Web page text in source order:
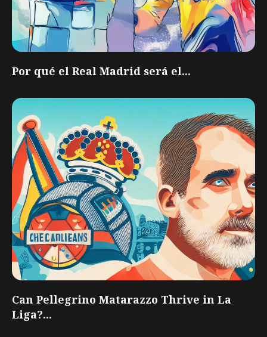
Por qué el Real Madrid será el...
Can Pellegrino Matarazzo Thrive in La
Liga?...